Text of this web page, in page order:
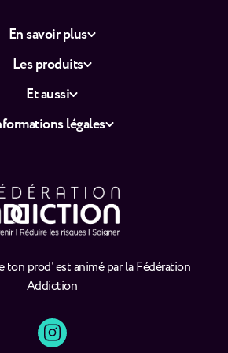
ton prod' est animé par la Fédération
Addiction
En savoir plus
Les produits
Et aussi
légales